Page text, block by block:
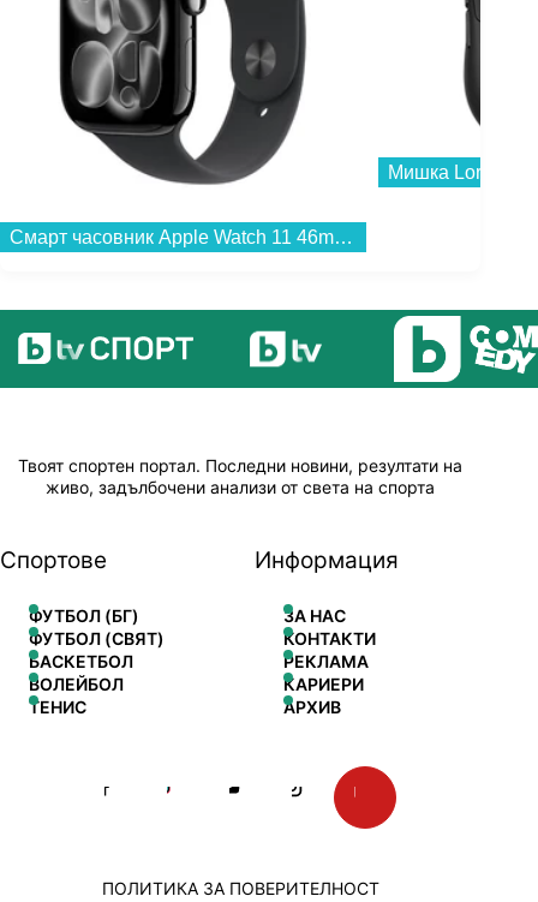
Мишка Lorgar MSA10W Черна...
Твоят спортен портал. Последни новини, резултати на
живо, задълбочени анализи от света на спорта
Спортове
ФУТБОЛ (БГ)
ФУТБОЛ (СВЯТ)
БАСКЕТБОЛ
ВОЛЕЙБОЛ
ТЕНИС
Информация
ЗА НАС
КОНТАКТИ
РЕКЛАМА
КАРИЕРИ
АРХИВ
ПОЛИТИКА ЗА ПОВЕРИТЕЛНОСТ